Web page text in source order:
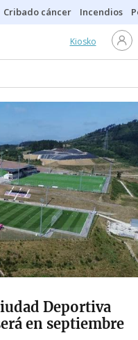
Cribado cáncer Incendios
Kiosko
Deportiva
en septiembre